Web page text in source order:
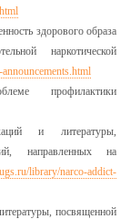
здорового образа
наркотической
профилактики
и литературы,
направленных на
library/narco-addict-
посвященной